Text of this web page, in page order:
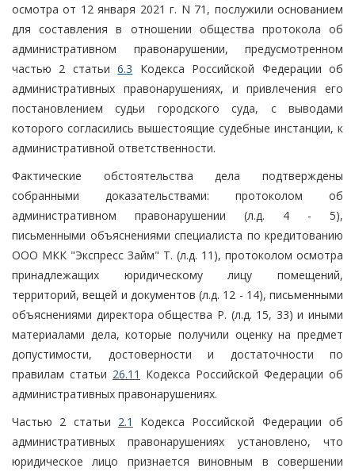
осмотра от 12 января 2021 г. N 71, послужили основанием
для составления в отношении общества протокола об
административном правонарушении, предусмотренном
частью 2 статьи6.3 Кодекса Российской Федерации об
административных правонарушениях, и привлечения его
постановлением судьи городского суда, с выводами
которого согласились вышестоящие судебные инстанции, к
административной ответственности.
Фактические обстоятельства дела подтверждены
собранными доказательствами: протоколом об
административном правонарушении (л.д. 4 - 5),
письменными объяснениями специалиста по кредитованию
ООО МКК "Экспресс Займ" Т. (л.д. 11), протоколом осмотра
принадлежащих юридическому лицу помещений,
территорий, вещей и документов (л.д. 12 - 14), письменными
объяснениями директора общества Р. (л.д. 15, 33) и иными
материалами дела, которые получили оценку на предмет
допустимости, достоверности и достаточности по
правилам статьи 26.11 Кодекса Российской Федерации об
административных правонарушениях.
Частью 2 статьи 2.1
Кодекса Российской Федерации об
административных правонарушениях установлено, что
юридическое лицо признается виновным в совершении